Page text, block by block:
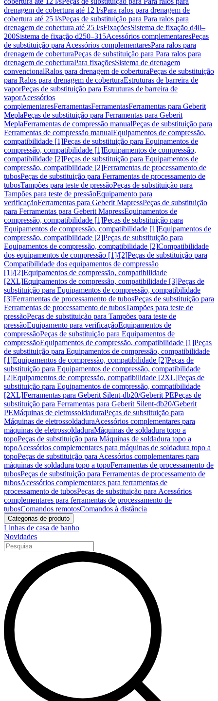
drenagem de cobertura até 12 l/sPara ralos para drenagem de
cobertura até 25 l/sPeças de substituição para Para ralos para
drenagem de cobertura até 25 l/sFixaçõesSistema de fixação d40–
200Sistema de fixação d250–315Acessórios complementaresPeças
de substituição para Acessórios complementaresPara ralos para
drenagem de coberturaPeças de substituição para Para ralos para
drenagem de coberturaPara fixaçõesSistema de drenagem
convencionalRalos para drenagem de coberturaPeças de substituição
para Ralos para drenagem de coberturaEstruturas de barreira de
vaporPeças de substituição para Estruturas de barreira de
vaporAcessórios
complementaresFerramentasFerramentasFerramentas para Geberit
MeplaPeças de substituição para Ferramentas para Geberit
MeplaFerramentas de compressão manualPeças de substituição para
Ferramentas de compressão manualEquipamentos de compressão,
compatibilidade [1]Peças de substituição para Equipamentos de
compressão, compatibilidade [1]Equipamentos de compressão,
compatibilidade [2]Peças de substituição para Equipamentos de
compressão, compatibilidade [2]Ferramentas de processamento de
tubosPeças de substituição para Ferramentas de processamento de
tubosTampões para teste de pressãoPeças de substituição para
Tampões para teste de pressãoEquipamento para
verificaçãoFerramentas para Geberit MapressPeças de substituição
para Ferramentas para Geberit MapressEquipamentos de
compressão, compatibilidade [1]Peças de substituição para
Equipamentos de compressão, compatibilidade [1]Equipamentos de
compressão, compatibilidade [2]Peças de substituição para
Equipamentos de compressão, compatibilidade [2]Compatibilidade
dos equipamentos de compressão [1]/[2]Peças de substituição para
Compatibilidade dos equipamentos de compressão
[1]/[2]Equipamentos de compressão, compatibilidade
[2XL]Equipamentos de compressão, compatibilidade [3]Peças de
substituição para Equipamentos de compressão, compatibilidade
[3]Ferramentas de processamento de tubosPeças de substituição para
Ferramentas de processamento de tubosTampões para teste de
pressãoPeças de substituição para Tampões para teste de
pressãoEquipamento para verificaçãoEquipamentos de
compressãoPeças de substituição para Equipamentos de
compressãoEquipamentos de compressão, compatibilidade [1]Peças
de substituição para Equipamentos de compressão, compatibilidade
[1]Equipamentos de compressão, compatibilidade [2]Peças de
substituição para Equipamentos de compressão, compatibilidade
[2]Equipamentos de compressão, compatibilidade [2XL]Peças de
substituição para Equipamentos de compressão, compatibilidade
[2XL]Ferramentas para Geberit Silent-db20/Geberit PEPeças de
substituição para Ferramentas para Geberit Silent-db20/Geberit
PEMáquinas de eletrossoldaduraPeças de substituição para
Máquinas de eletrossoldaduraAcessórios complementares para
máquinas de eletrossoldaduraMáquinas de soldadura topo a
topoPeças de substituição para Máquinas de soldadura topo a
topoAcessórios complementares para máquinas de soldadura topo a
topoPeças de substituição para Acessórios complementares para
máquinas de soldadura topo a topoFerramentas de processamento de
tubosPeças de substituição para Ferramentas de processamento de
tubosAcessórios complementares para ferramentas de
processamento de tubosPeças de substituição para Acessórios
complementares para ferramentas de processamento de
tubosComandos remotosComandos à distância
Categorias de produto
Linhas de casa de banho
Novidades